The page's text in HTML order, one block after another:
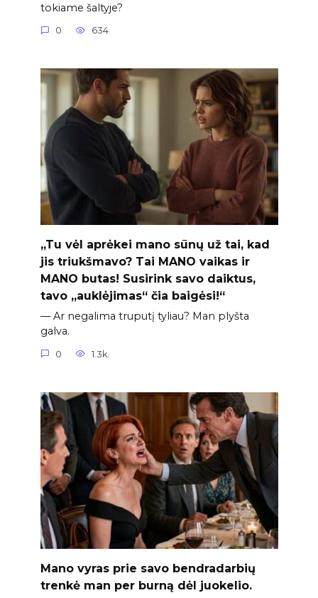
tokiame šaltyje?
0 634
„Tu vėl aprėkei mano sūnų už tai, kad
jis triukšmavo? Tai MANO vaikas ir
MANO butas! Susirink savo daiktus,
tavo „auklėjimas“ čia baigėsi!“
— Ar negalima truputį tyliau? Man plyšta
galva.
0 1.3k.
Mano vyras prie savo bendradarbių
trenkė man per burną dėl juokelio.